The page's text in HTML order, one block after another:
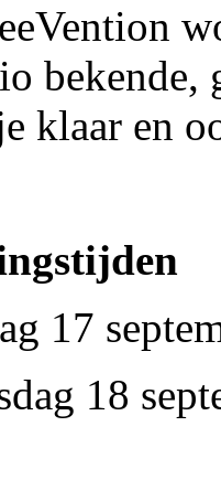
bekende,
klaar en
17
18